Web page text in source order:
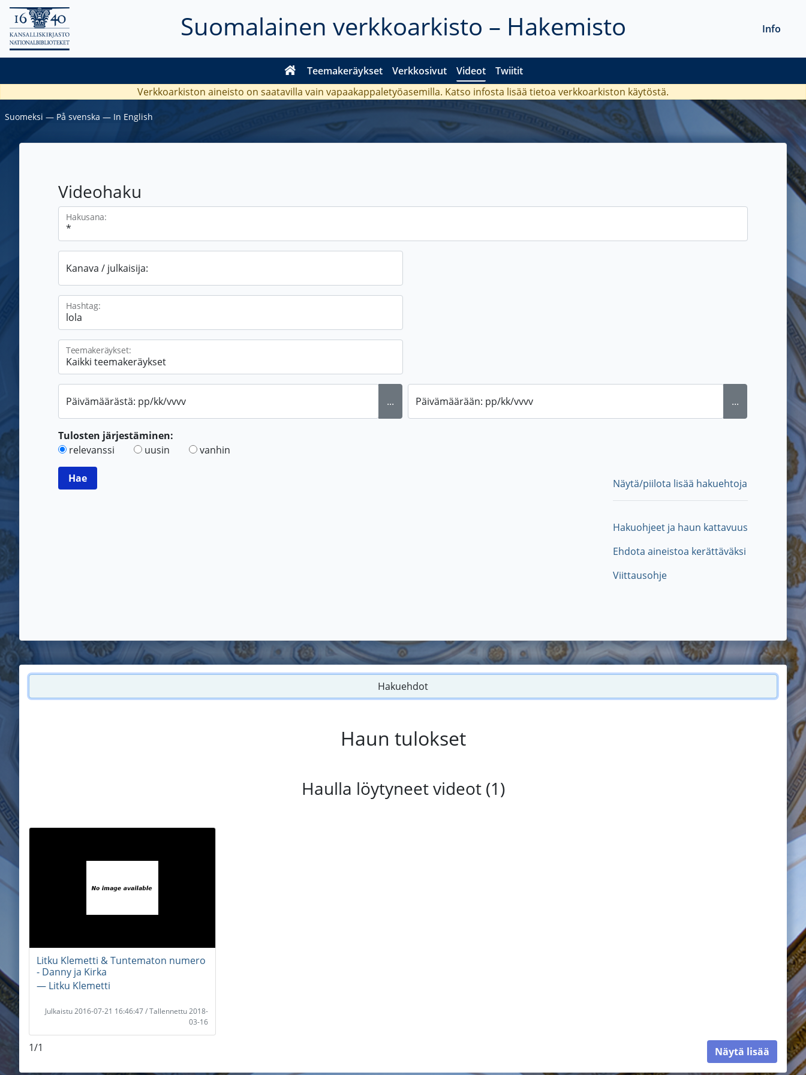
Suomalainen verkkoarkisto – Hakemisto
Teemakeräykset Verkkosivut Videot Twiitit
Info
Verkkoarkiston aineisto on saatavilla vain vapaakappaletyöasemilla. Katso infosta lisää tietoa verkkoarkiston käytöstä.
Suomeksi ― På svenska ― In English
Videohaku
Hakusana:
Kanava / julkaisija:
Hashtag:
Teemakeräykset:
Päivämäärästä: pp/kk/vvvv ... Päivämäärään: pp/kk/vvvv ...
Tulosten järjestäminen:
relevanssi
uusin vanhin
Näytä/piilota lisää hakuehtoja
Hakuohjeet ja haun kattavuus
Ehdota aineistoa kerättäväksi
Viittausohje
Hakuehdot
Haun tulokset
Haulla löytyneet videot (1)
Litku Klemetti & Tuntematon numero
- Danny ja Kirka
― Litku Klemetti
Julkaistu 2016-07-21 16:46:47 / Tallennettu 2018-
03-16
1/1 Näytä lisää